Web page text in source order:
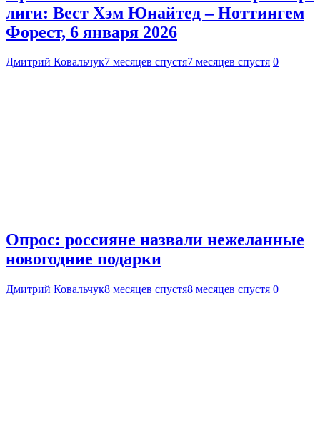
лиги: Вест Хэм Юнайтед – Ноттингем
Форест, 6 января 2026
Дмитрий Ковальчук7 месяцев спустя7 месяцев спустя 0
Опрос: россияне назвали нежеланные
новогодние подарки
Дмитрий Ковальчук8 месяцев спустя8 месяцев спустя 0